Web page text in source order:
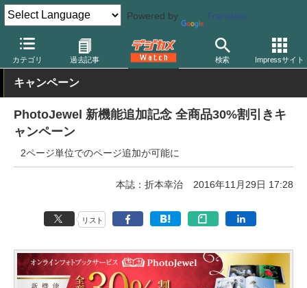
Powered by Translate
カテゴリ 過去記事 検索 Impressサイト
デジカメ Watch PC/モバイル関連 オンラインサービス
キャンペーン
PhotoJewel 新機能追加記念 全商品30%割引きキ
ャンペーン
2ページ単位でのページ追加が可能に
本誌：折本幸治 2016年11月29日 17:28
リスト